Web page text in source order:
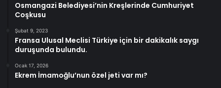
Osmangazi Belediyesi’nin Kreşlerinde Cumhuriyet
Coşkusu
Şubat 9, 2023
Fransa Ulusal Meclisi Türkiye için bir dakikalık saygı
duruşunda bulundu.
Ocak 17, 2026
Ekrem İmamoğlu’nun özel jeti var mı?